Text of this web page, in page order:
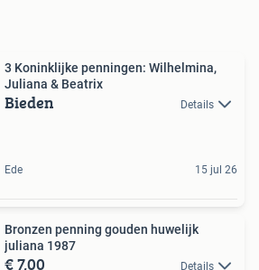
3 Koninklijke penningen: Wilhelmina,
Juliana & Beatrix
Bieden Details
Ede 15 jul 26
Bronzen penning gouden huwelijk
juliana 1987
€ 7,00 Details